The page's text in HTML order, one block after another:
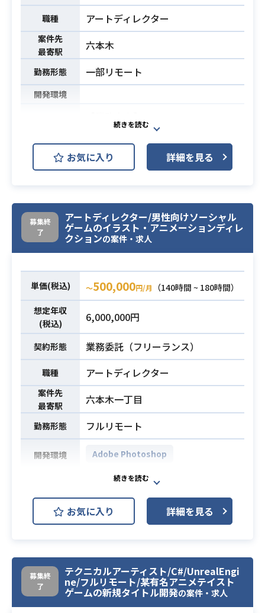
必須スキル
・基本的なデッサン力、色彩構成の
知識をお持ちの方
・Photoshop、ClipStudioなどのグ
ラフィックアプリケーションの基本
的な操作
・イラスト/デザインにおける外注管
職種 アートディレクター
案件先
最寄駅
六本木
勤務形態 一部リモート
開発環境
・アートの方向性の提示、意思決定
・ドット、2Dイラスト、3Dを組み合
わせたビジュアルの創出
面から最大限引き出すために創意工
夫できる
・映像、デザインなどのトレンドを
日々キャッチアップして、センスを
・ドット、2Dイラスト、3Dなど多様
な手法について理解があること
・他セクションと協力し、より良い
ものを制作するためのコミュニケー
ション能力
お気に入り 詳細を見る
募集終
了
アートディレクター/男性向けソーシャル
ゲームのイラスト・アニメーションディレ
クションの案件・求人
単価(税込) 〜500,000円/月
（140時間 ~ 180時間）
想定年収
(税込)
6,000,000円
契約形態 業務委託（フリーランス）
職種 アートディレクター
案件先
最寄駅
六本木一丁目
勤務形態 フルリモート
開発環境 Adobe Photoshop
業務内容
リリースしている男性向けソーシャ
ルゲームの開発や運用を担う業務を
行なっていただきます。
開発中ソーシャルゲームタイトルの
修や発注資料の作成などのアートデ
ィレクションをご担当いただきま
す。
【業務詳細】
お気に入り 詳細を見る
募集終
了
テクニカルアーティスト/C#/UnrealEngi
ne/フルリモート/某有名アニメテイスト
ゲームの新規タイトル開発の案件・求人